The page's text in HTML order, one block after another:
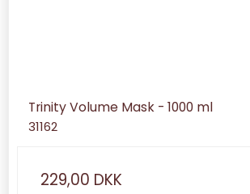
Trinity Volume Mask - 1000 ml
31162
229,00 DKK